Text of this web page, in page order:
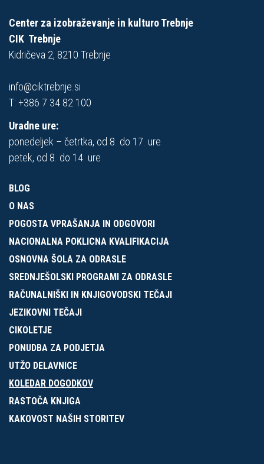
Center za izobraževanje in kulturo Trebnje
CIK Trebnje
Kidričeva 2, 8210 Trebnje
info@ciktrebnje.si
T: +386 7 34 82 100
Uradne ure:
ponedeljek – četrtka, od 8. do 17. ure
petek, od 8. do 14. ure
BLOG
O NAS
POGOSTA VPRAŠANJA IN ODGOVORI
NACIONALNA POKLICNA KVALIFIKACIJA
OSNOVNA ŠOLA ZA ODRASLE
SREDNJEŠOLSKI PROGRAMI ZA ODRASLE
RAČUNALNIŠKI IN KNJIGOVODSKI TEČAJI
JEZIKOVNI TEČAJI
CIKOLETJE
PONUDBA ZA PODJETJA
UTŽO DELAVNICE
KOLEDAR DOGODKOV
RASTOČA KNJIGA
KAKOVOST NAŠIH STORITEV